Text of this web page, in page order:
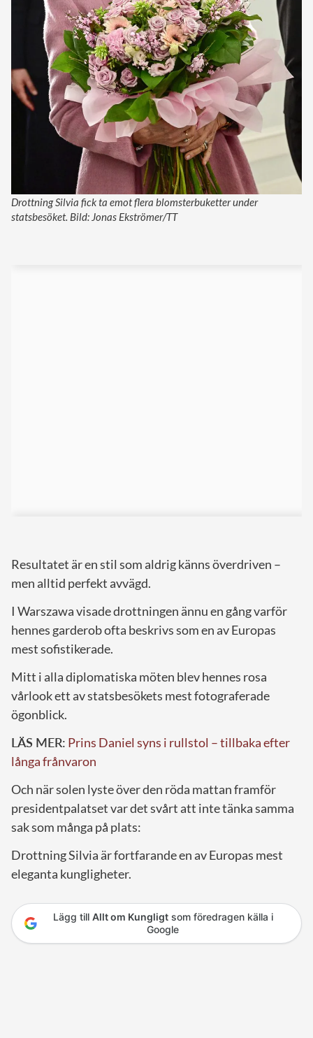
Drottning Silvia fick ta emot flera blomsterbuketter under
statsbesöket. Bild: Jonas Ekströmer/TT
Resultatet är en stil som aldrig känns överdriven –
men alltid perfekt avvägd.
I Warszawa visade drottningen ännu en gång varför
hennes garderob ofta beskrivs som en av Europas
mest sofistikerade.
Mitt i alla diplomatiska möten blev hennes rosa
vårlook ett av statsbesökets mest fotograferade
ögonblick.
LÄS MER: Prins Daniel syns i rullstol – tillbaka efter
långa frånvaron
Och när solen lyste över den röda mattan framför
presidentpalatset var det svårt att inte tänka samma
sak som många på plats:
Drottning Silvia är fortfarande en av Europas mest
eleganta kungligheter.
Lägg till Allt om Kungligtsom föredragen källa i
Google